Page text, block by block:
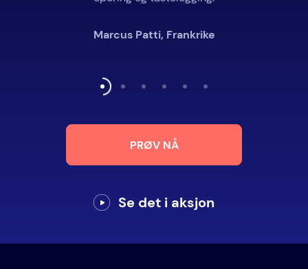
Marcus Patti, Frankrike
PRØV NÅ
Se det i aksjon